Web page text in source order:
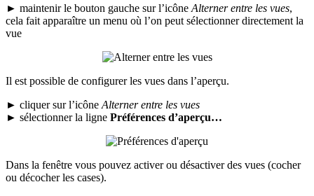
► maintenir le bouton gauche sur l’icône Alterner entre les vues,
cela fait apparaître un menu où l’on peut sélectionner directement la
vue
Il est possible de configurer les vues dans l’aperçu.
► cliquer sur l’icône Alterner entre les vues
► sélectionner la ligne Préférences d’aperçu…
Dans la fenêtre vous pouvez activer ou désactiver des vues (cocher
ou décocher les cases).